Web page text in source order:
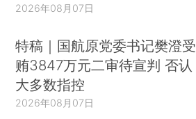
2026年08月07日
特稿｜国航原党委书记樊澄受
贿3847万元二审待宣判 否认
大多数指控
2026年08月07日